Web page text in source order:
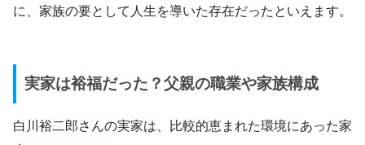
に、家族の要として人生を導いた存在だったといえます。
実家は裕福だった？父親の職業や家族構成
白川裕二郎さんの実家は、比較的恵まれた環境にあった家